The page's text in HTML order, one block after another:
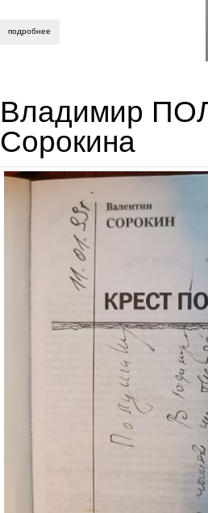
подробнее
Владимир
Сорокина